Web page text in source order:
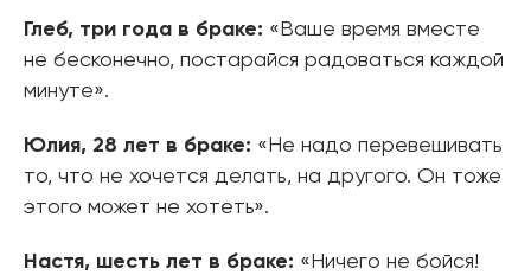
Глеб, три года в браке: «Ваше время вместе
не бесконечно, постарайся радоваться каждой
минуте».
Юлия, 28 лет в браке: «Не надо перевешивать
то, что не хочется делать, на другого. Он тоже
этого может не хотеть».
Настя, шесть лет в браке: «Ничего не бойся!